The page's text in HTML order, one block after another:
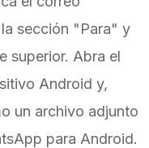
sección "Para" y
superior. Abra el
Android y,
un archivo adjunto
para Android.